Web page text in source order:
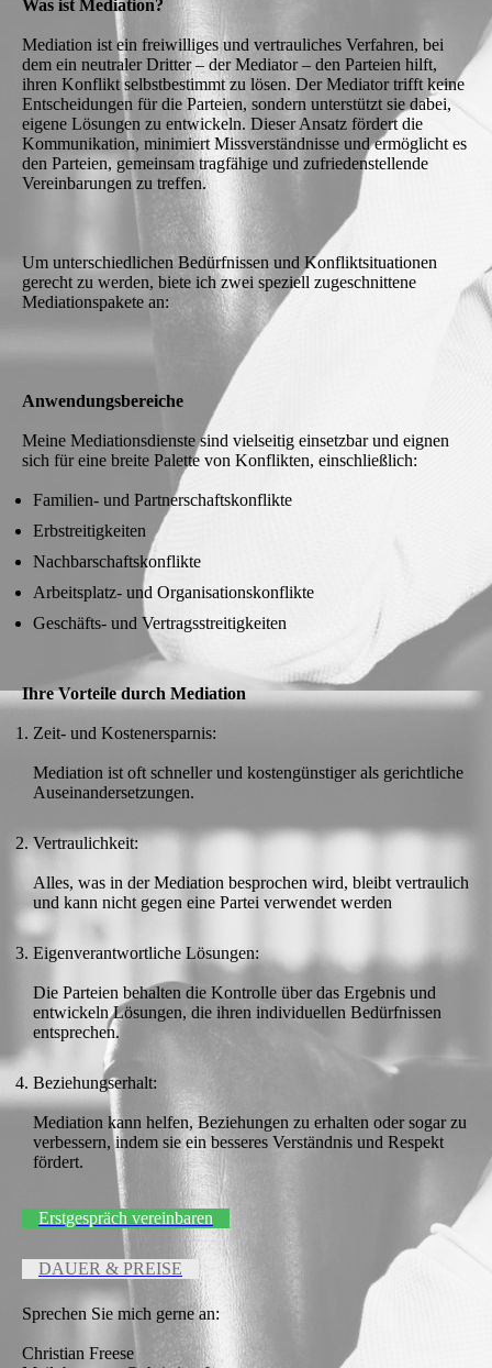
Was ist Mediation?
Mediation ist ein freiwilliges und vertrauliches Verfahren, bei
dem ein neutraler Dritter – der Mediator – den Parteien hilft,
ihren Konflikt selbstbestimmt zu lösen. Der Mediator trifft keine
Entscheidungen für die Parteien, sondern unterstützt sie dabei,
eigene Lösungen zu entwickeln. Dieser Ansatz fördert die
Kommunikation, minimiert Missverständnisse und ermöglicht es
den Parteien, gemeinsam tragfähige und zufriedenstellende
Vereinbarungen zu treffen.
Um unterschiedlichen Bedürfnissen und Konfliktsituationen
gerecht zu werden, biete ich zwei speziell zugeschnittene
Mediationspakete an:
Anwendungsbereiche
Meine Mediationsdienste sind vielseitig einsetzbar und eignen
sich für eine breite Palette von Konflikten, einschließlich:
Familien- und Partnerschaftskonflikte
Erbstreitigkeiten
Nachbarschaftskonflikte
Arbeitsplatz- und Organisationskonflikte
Geschäfts- und Vertragsstreitigkeiten
Ihre Vorteile durch Mediation
Zeit- und Kostenersparnis:
Mediation ist oft schneller und kostengünstiger als gerichtliche
Auseinandersetzungen.
Vertraulichkeit:
Alles, was in der Mediation besprochen wird, bleibt vertraulich
und kann nicht gegen eine Partei verwendet werden
Eigenverantwortliche Lösungen:
Die Parteien behalten die Kontrolle über das Ergebnis und
entwickeln Lösungen, die ihren individuellen Bedürfnissen
entsprechen.
Beziehungserhalt:
Mediation kann helfen, Beziehungen zu erhalten oder sogar zu
verbessern, indem sie ein besseres Verständnis und Respekt
fördert.
Erstgespräch vereinbaren
DAUER & PREISE
Sprechen Sie mich gerne an:
Christian Freese